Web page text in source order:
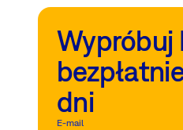
Wypróbuj
dni
E-mail